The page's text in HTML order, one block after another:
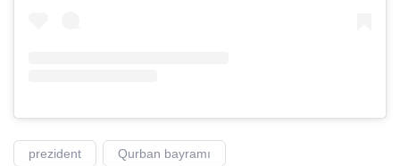
prezident Qurban bayramı